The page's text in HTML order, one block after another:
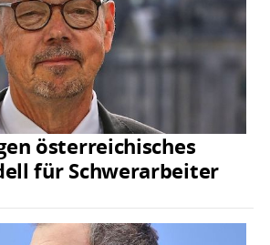
österreichisches
für Schwerarbeiter